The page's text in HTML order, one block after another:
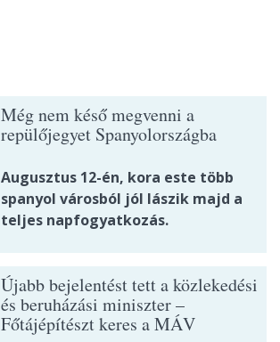
Még nem késő megvenni a
repülőjegyet Spanyolországba
Augusztus 12-én, kora este több
spanyol városból jól lászik majd a
teljes napfogyatkozás.
Újabb bejelentést tett a közlekedési
és beruházási miniszter –
Főtájépítészt keres a MÁV